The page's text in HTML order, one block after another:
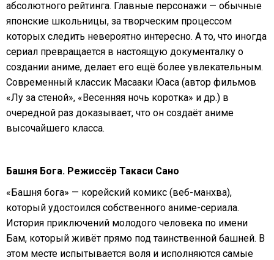
абсолютного рейтинга. Главные персонажи — обычные
японские школьницы, за творческим процессом
которых следить невероятно интересно. А то, что иногда
сериал превращается в настоящую документалку о
создании аниме, делает его ещё более увлекательным.
Современный классик Масааки Юаса (автор фильмов
«Лу за стеной», «Весенняя ночь коротка» и др.) в
очередной раз доказывает, что он создаёт аниме
высочайшего класса.
Башня Бога. Режиссёр Такаси Сано
«Башня бога» — корейский комикс (веб-манхва),
который удостоился собственного аниме-сериала.
История приключений молодого человека по имени
Бам, который живёт прямо под таинственной башней. В
этом месте испытывается воля и исполняются самые